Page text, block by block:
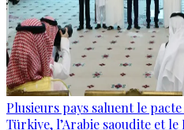
Plusieurs pays saluent le
Türkiye, l’Arabie saoudite et le